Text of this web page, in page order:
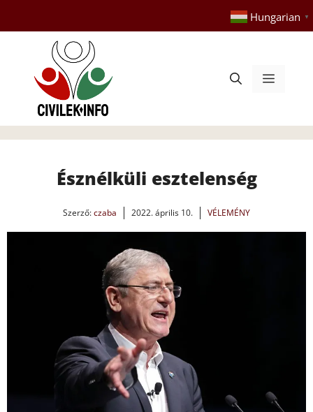
tartalomba
Hungarian ▼
Menü
Észnélküli esztelenség
Szerző:czaba 2022. április 10. VÉLEMÉNY